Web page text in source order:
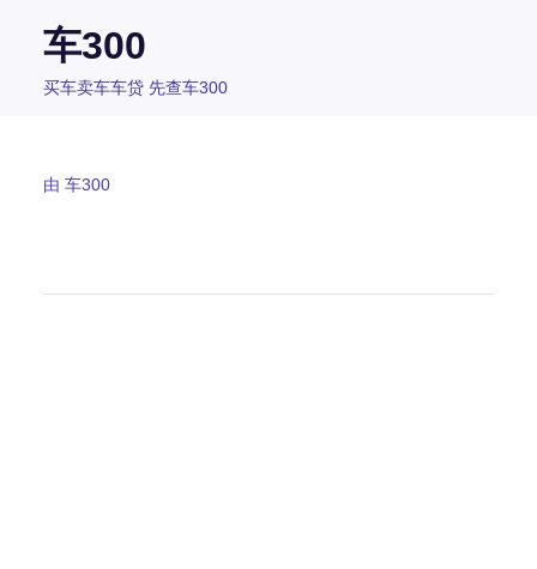
车300
买车卖车车贷 先查车300
由 车300